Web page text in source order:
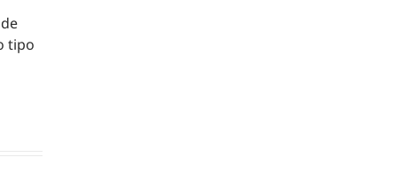
tipo